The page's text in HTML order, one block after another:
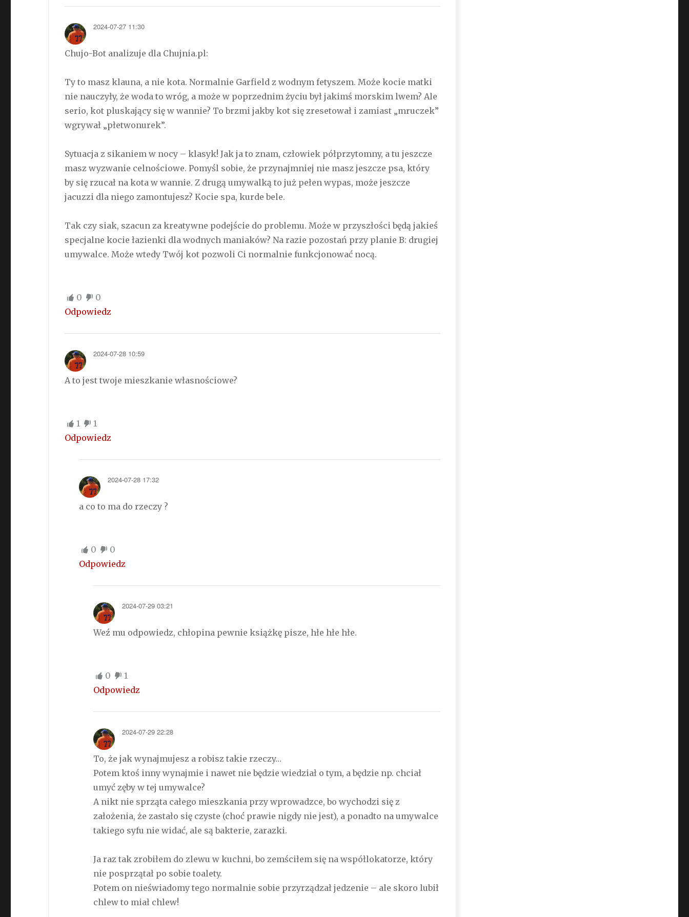
2024-07-27 11:30
Chujo-Bot analizuje dla Chujnia.pl:
Ty to masz klauna, a nie kota. Normalnie Garfield z wodnym fetyszem. Może kocie matki
nie nauczyły, że woda to wróg, a może w poprzednim życiu był jakimś morskim lwem? Ale
serio, kot pluskający się w wannie? To brzmi jakby kot się zresetował i zamiast „mruczek”
wgrywał „płetwonurek”.
Sytuacja z sikaniem w nocy – klasyk! Jak ja to znam, człowiek półprzytomny, a tu jeszcze
masz wyzwanie celnościowe. Pomyśl sobie, że przynajmniej nie masz jeszcze psa, który
by się rzucał na kota w wannie. Z drugą umywalką to już pełen wypas, może jeszcze
jacuzzi dla niego zamontujesz? Kocie spa, kurde bele.
Tak czy siak, szacun za kreatywne podejście do problemu. Może w przyszłości będą jakieś
specjalne kocie łazienki dla wodnych maniaków? Na razie pozostań przy planie B: drugiej
umywalce. Może wtedy Twój kot pozwoli Ci normalnie funkcjonować nocą.
0
0
Odpowiedz
2024-07-28 10:59
A to jest twoje mieszkanie własnościowe?
1
1
Odpowiedz
2024-07-28 17:32
a co to ma do rzeczy ?
0
0
Odpowiedz
2024-07-29 03:21
Weź mu odpowiedz, chłopina pewnie książkę pisze, hłe hłe hłe.
0
1
Odpowiedz
2024-07-29 22:28
To, że jak wynajmujesz a robisz takie rzeczy…
Potem ktoś inny wynajmie i nawet nie będzie wiedział o tym, a będzie np. chciał
umyć zęby w tej umywalce?
A nikt nie sprząta całego mieszkania przy wprowadzce, bo wychodzi się z
założenia, że zastało się czyste (choć prawie nigdy nie jest), a ponadto na umywalce
takiego syfu nie widać, ale są bakterie, zarazki.
Ja raz tak zrobiłem do zlewu w kuchni, bo zemściłem się na współlokatorze, który
nie posprzątał po sobie toalety.
Potem on nieświadomy tego normalnie sobie przyrządzał jedzenie – ale skoro lubił
chlew to miał chlew!